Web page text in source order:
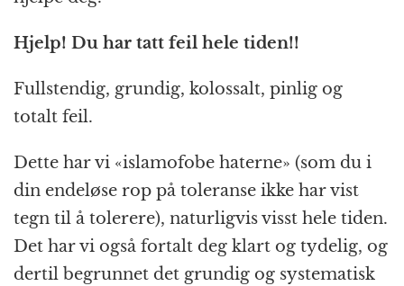
Hjelp! Du har tatt feil hele tiden!!
Fullstendig, grundig, kolossalt, pinlig og
totalt feil.
Dette har vi «islamofobe haterne» (som du i
din endeløse rop på toleranse ikke har vist
tegn til å tolerere), naturligvis visst hele tiden.
Det har vi også fortalt deg klart og tydelig, og
dertil begrunnet det grundig og systematisk